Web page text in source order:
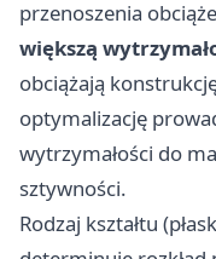
przenoszenia
większą
obciążają
optymalizację
wytrzymałości do
sztywności.
Rodzaj kształtu